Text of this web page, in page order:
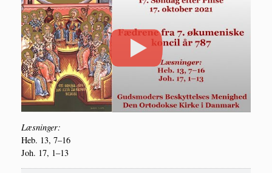
Læs­nin­ger:
Heb. 13, 7–16
Joh. 17, 1–13